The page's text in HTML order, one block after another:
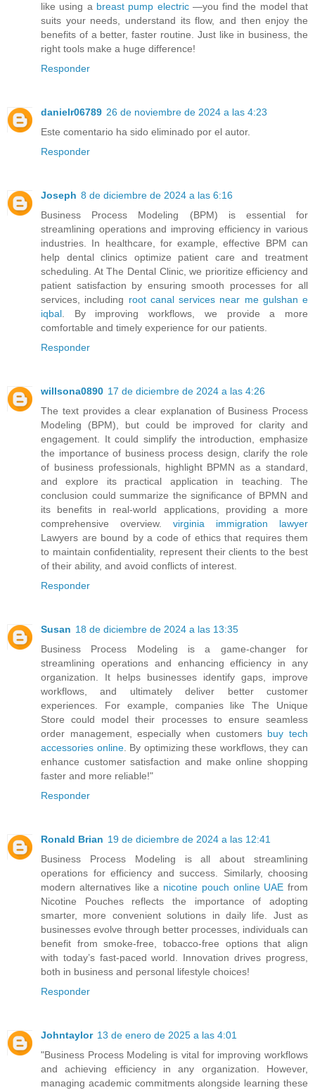
like using a breast pump electric —you find the model that
suits your needs, understand its flow, and then enjoy the
benefits of a better, faster routine. Just like in business, the
right tools make a huge difference!
Responder
danielr06789 26 de noviembre de 2024 a las 4:23
Este comentario ha sido eliminado por el autor.
Responder
Joseph 8 de diciembre de 2024 a las 6:16
Business Process Modeling (BPM) is essential for
streamlining operations and improving efficiency in various
industries. In healthcare, for example, effective BPM can
help dental clinics optimize patient care and treatment
scheduling. At The Dental Clinic, we prioritize efficiency and
patient satisfaction by ensuring smooth processes for all
services, including root canal services near me gulshan e
iqbal . By improving workflows, we provide a more
comfortable and timely experience for our patients.
Responder
willsona0890 17 de diciembre de 2024 a las 4:26
The text provides a clear explanation of Business Process
Modeling (BPM), but could be improved for clarity and
engagement. It could simplify the introduction, emphasize
the importance of business process design, clarify the role
of business professionals, highlight BPMN as a standard,
and explore its practical application in teaching. The
conclusion could summarize the significance of BPMN and
its benefits in real-world applications, providing a more
comprehensive overview. virginia immigration lawyer
Lawyers are bound by a code of ethics that requires them
to maintain confidentiality, represent their clients to the best
of their ability, and avoid conflicts of interest.
Responder
Susan 18 de diciembre de 2024 a las 13:35
Business Process Modeling is a game-changer for
streamlining operations and enhancing efficiency in any
organization. It helps businesses identify gaps, improve
workflows, and ultimately deliver better customer
experiences. For example, companies like The Unique
Store could model their processes to ensure seamless
order management, especially when customers buy tech
accessories online. By optimizing these workflows, they can
enhance customer satisfaction and make online shopping
faster and more reliable!"
Responder
Ronald Brian 19 de diciembre de 2024 a las 12:41
Business Process Modeling is all about streamlining
operations for efficiency and success. Similarly, choosing
modern alternatives like a nicotine pouch online UAE from
Nicotine Pouches reflects the importance of adopting
smarter, more convenient solutions in daily life. Just as
businesses evolve through better processes, individuals can
benefit from smoke-free, tobacco-free options that align
with today’s fast-paced world. Innovation drives progress,
both in business and personal lifestyle choices!
Responder
Johntaylor 13 de enero de 2025 a las 4:01
"Business Process Modeling is vital for improving workflows
and achieving efficiency in any organization. However,
managing academic commitments alongside learning these